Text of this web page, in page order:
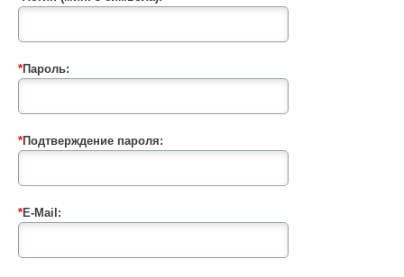
*Пароль:
*Подтверждение пароля:
*E-Mail: